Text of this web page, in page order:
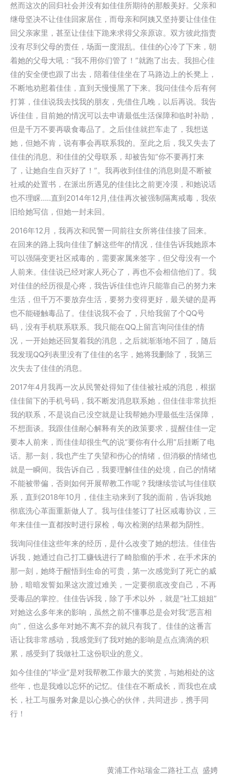
然而这次的回归社会并没有如佳佳所期待的那般美好。父亲和
继母坚决不让佳佳回家居住，而母亲和阿姨又坚持要让佳佳住
回父亲家里，甚至让佳佳下跪来求得父亲原谅。双方彼此指责
没有尽到父母的责任，场面一度混乱。佳佳的心冷了下来，朝
着她的父母大吼：“我不用你们管了！”就跑了出去。我担心佳
佳的安全便也跟了出去，陪着佳佳坐在了马路边上的长凳上，
不断地劝慰着佳佳，直到天慢慢黑了下来。我问佳佳今后有何
打算，佳佳说我去找我的朋友，先借住几晚，以后再说。我告
诉佳佳，目前她的情况可以去申请最低生活保障和临时补助，
但是千万不要再吸食毒品了。之后佳佳就拦车走了，我想送
她，但她不肯，说有事会再联系我的。至此之后，我又失去了
佳佳的消息。和佳佳的父母联系，却被告知“你不要再打来
了，让她自生自灭好了！”。我再收到佳佳的消息则是不断被
社戒的处置书，在派出所遇见的佳佳比之前更冷漠，和她说话
也不理睬…..直到2014年12月,佳佳再次被强制隔离戒毒，我依
旧给她写信，但她一封未回。
2016年12月，我再次和民警一同前往女所将佳佳接了回来。
在回来的路上我向佳佳了解这些年的情况，佳佳告诉我她原本
可以强隔变更社区戒毒的，需要家属来签字，但父母没有一个
人前来。佳佳说已经对家人死心了，再也不会相信他们了。我
对佳佳的经历很是心疼，我告诉佳佳也许只能靠自己的努力来
生活，但千万不要放弃生活，要努力变得更好，最关键的是再
也不能碰触毒品了。佳佳说我不会了，只给我留了个QQ号
码，没有手机联系联系。我只能在QQ上留言询问佳佳的情
况，一开始她还回复着我的消息，之后就渐渐地不回了，随后
我发现QQ列表里没有了佳佳的名字，她将我删除了，我第三
次失去了佳佳的消息。
2017年4月我再一次从民警处得知了佳佳被社戒的消息，根据
佳佳留下的手机号码，我不断发消息联系她，但佳佳非常抗拒
我的联系，不是说自己没空就是让我帮她办理最低生活保障，
不想面谈。我跟佳佳耐心解释有关的政策要求，提醒佳佳一定
要本人前来，而佳佳却很生气的说“要你有什么用”后挂断了电
话。那一刻，我也产生了失望和伤心的情绪，但消极的情绪也
就是一瞬间。我告诉自己，我要理解佳佳的处境，自己的情绪
不能被带偏，否则如何开展帮教工作呢？我继续尝试与佳佳联
系，直到2018年10月，佳佳主动来到了我的面前，告诉我她
彻底洗心革面重新做人了。我与佳佳签订了社区戒毒协议，三
年来佳佳一直都按时进行尿检，每次检测的结果都为阴性。
我询问佳佳这些年来的经历，是什么改变了她的想法。佳佳告
诉我，她通过自己打工赚钱进行了畸胎瘤的手术，在手术床的
那一刻，她终于醒悟到生命的可贵，第一次感觉到了死亡的威
胁，暗暗发誓如果这次渡过难关，一定要彻底改变自己，不再
受毒品的掌控。佳佳告诉我，除了手术以外 ，就是“社工姐姐”
对她这么多年来的影响，虽然之前不懂事总是会对我“恶言相
向”，但这么多年对她不离不弃的就只有我了。佳佳的这番言
语让我非常感动，我感觉到了我对她的影响是点点滴滴的积
累，感受到了我做社工这份职业的意义。
如今佳佳的“毕业”是对我帮教工作最大的奖赏，与她相处的这
些年，也是我难以忘怀的记忆。佳佳在不断成长，而我也在成
长，社工与服务对象是以心换心的伙伴，共同进步，携手同
行！
黄浦工作站瑞金二路社工点 盛娉